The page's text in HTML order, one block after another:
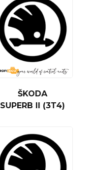
ŠKODA
SUPERB II (3T4)